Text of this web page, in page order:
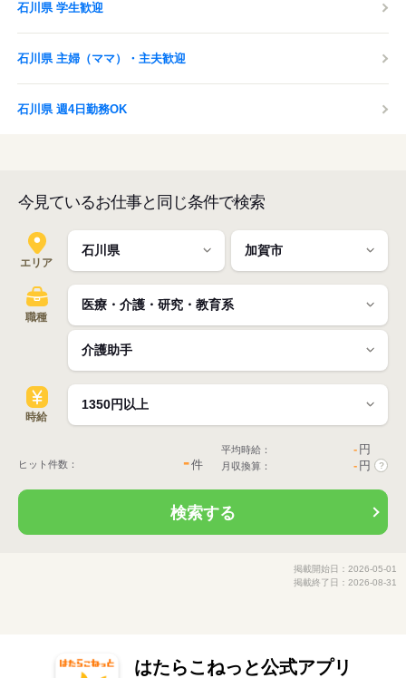
石川県 学生歓迎
石川県 主婦（ママ）・主夫歓迎
石川県 週4日勤務OK
今見ているお仕事と同じ条件で検索
エリア
職種
時給
ヒット件数： -件
平均時給： - 円
月収換算： - 円 ?
検索する
掲載開始日：2026-05-01
掲載終了日：2026-08-31
はたらこねっと公式アプリ